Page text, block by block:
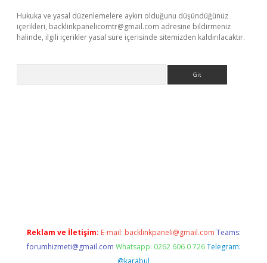
Hukuka ve yasal düzenlemelere aykırı olduğunu düşündüğünüz
içerikleri, backlinkpanelicomtr@gmail.com adresine bildirmeniz
halinde, ilgili içerikler yasal süre içerisinde sitemizden kaldırılacaktır.
Reklam ve İletişim: E-mail: backlinkpaneli@gmail.com Teams:
forumhizmeti@gmail.com Whatsapp: 0262 606 0 726 Telegram:
@karabul